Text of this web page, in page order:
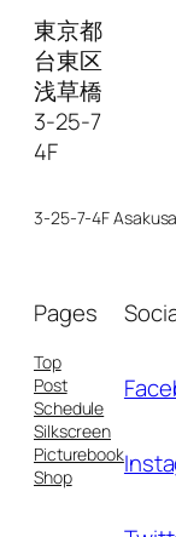
東京都
台東区
浅草橋
3-25-7
4F
3-25-7-4F
Pages
Top
Post
Schedule
Silkscreen
Picturebook
Shop